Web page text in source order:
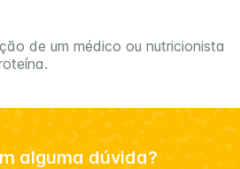
de um médico ou nutricionista
alguma dúvida?